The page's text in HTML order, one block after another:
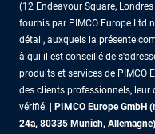
(12 Endeavour Square,
fournis par PIMCO Europe Ltd
détail, auxquels la présente
à qui il est conseillé de
produits et services de PIMCO
des clients professionnels,
vérifié. |
PIMCO Europe GmbH
24a, 80335 Munich,